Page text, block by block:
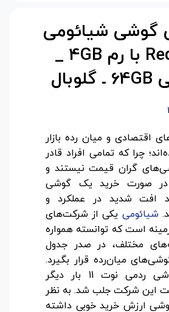
گوشی شیائومی
با رم 4 GB
_
GB ـ گلوبال
اقتصادی و میان رده بازار
چرا که تمامی افراد قادر
گران قیمت نیستند و
در صورت خرید یک گوشی
افت شدید در عملکرد و
شیائومی یکی از شرکت‌های
است که توانسته همواره
مختلف، در صدر جدول
میان‌رده قرار بگیرد.
بام عرفی گوشی ردمی نوت 11 بار دیگر
این شرکت جلب شد. به نظر
ارزش خرید خوبی داشته